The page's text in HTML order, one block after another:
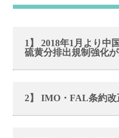
1】 2018年1月より中
硫黄分排出規制強化
2】 IMO・FAL条約改